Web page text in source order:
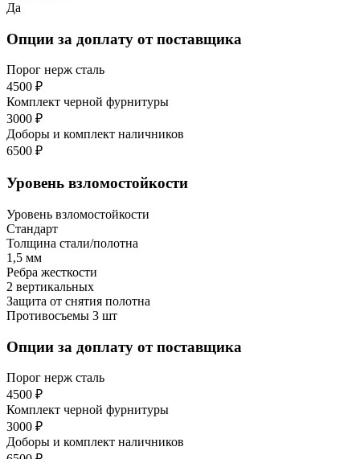
Да
Опции за доплату от поставщика
Порог нерж сталь
4500 ₽
Комплект черной фурнитуры
3000 ₽
Доборы и комплект наличников
6500 ₽
Уровень взломостойкости
Уровень взломостойкости
Стандарт
Толщина стали/полотна
1,5 мм
Ребра жесткости
2 вертикальных
Защита от снятия полотна
Противосъемы 3 шт
Опции за доплату от поставщика
Порог нерж сталь
4500 ₽
Комплект черной фурнитуры
3000 ₽
Доборы и комплект наличников